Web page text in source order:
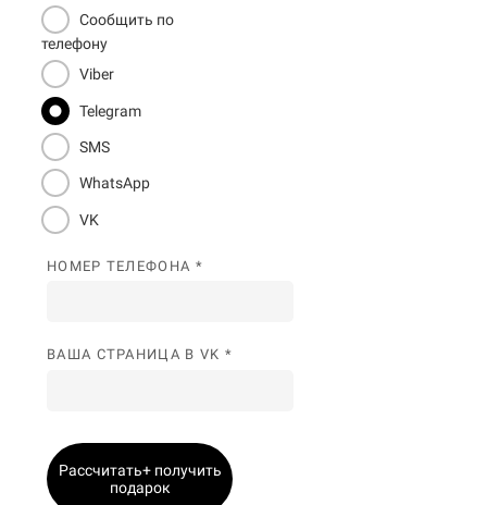
Сообщить по
телефону
Viber
Telegram
SMS
WhatsApp
VK
НОМЕР ТЕЛЕФОНА *
ВАША СТРАНИЦА В VK *
Рассчитать+ получить
подарок